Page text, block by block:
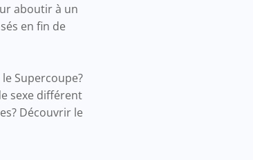
aboutir à un
en fin de
Supercoupe?
sexe différent
Découvrir le